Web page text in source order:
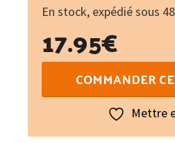
En stock, expédié sous
17.95€
de
COMMANDER
Mettre